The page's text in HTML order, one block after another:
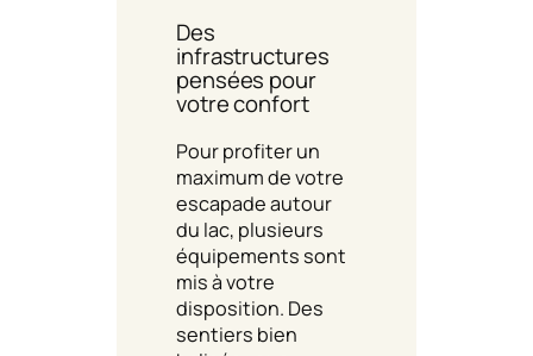
Des
infrastructures
pensées pour
votre confort
Pour profiter un
maximum de votre
escapade autour
du lac, plusieurs
équipements sont
mis à votre
disposition. Des
sentiers bien